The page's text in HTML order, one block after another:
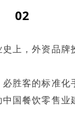
02
上，外资品牌
胜客的标准化
国餐饮零售业